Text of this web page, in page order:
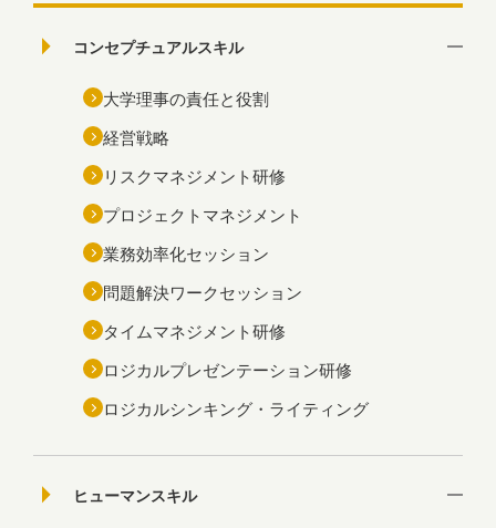
コンセプチュアルスキル
大学理事の責任と役割
経営戦略
リスクマネジメント研修
プロジェクトマネジメント
業務効率化セッション
問題解決ワークセッション
タイムマネジメント研修
ロジカルプレゼンテーション研修
ロジカルシンキング・ライティング
ヒューマンスキル